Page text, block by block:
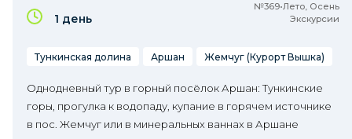
№369•Лето, Осень
Экскурсии
1 день
Тункинская долина Аршан Жемчуг (Курорт Вышка)
Однодневный тур в горный посёлок Аршан: Тункинские
горы, прогулка к водопаду, купание в горячем источнике
в пос. Жемчуг или в минеральных ваннах в Аршане